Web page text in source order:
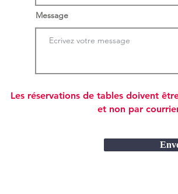
Message
Les réservations de tables doivent
et non par